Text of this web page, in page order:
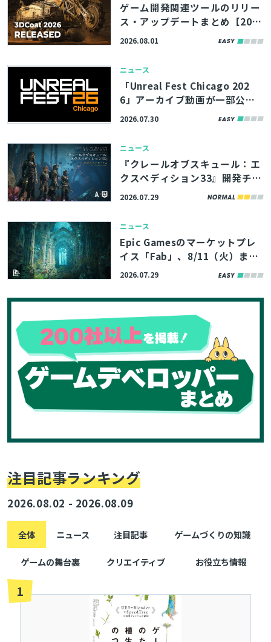
ゲーム開発関連ツールのリリー
ス・アップデートまとめ【202
6/8/1】
2026.08.01
ニュース
「Unreal Fest Chicago 202
6」アーカイブ動画が一部公
開。UE5.8の新機能やバージョ
マンス最適化解説など
2026.07.30
ニュース
『クレールオブスキュール：エ
クスペディション33』開発チー
ムの講演資料4本が公開。シー
ント
2026.07.29
ニュース
Epic Gamesのマーケットプレ
イス「Fab」、8/11（火）まで
の期間限定で無料コンテンツを
イメージした環境アセットなど
2026.07.29
注目記事ランキング
2026.08.02 - 2026.08.09
全体 ニュース 注目記事 ゲームづくりの知識
ゲームの舞台裏 クリエイティブ お役立ち情報
1
とじる